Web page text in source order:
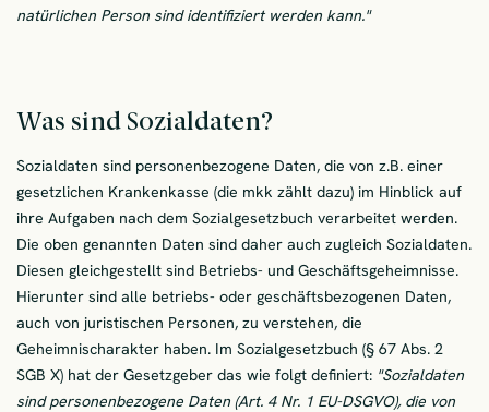
natürlichen Person sind identifiziert werden kann."
Was sind Sozialdaten?
Sozialdaten sind personenbezogene Daten, die von z.B. einer
gesetzlichen Krankenkasse (die mkk zählt dazu) im Hinblick auf
ihre Aufgaben nach dem Sozialgesetzbuch verarbeitet werden.
Die oben genannten Daten sind daher auch zugleich Sozialdaten.
Diesen gleichgestellt sind Betriebs- und Geschäftsgeheimnisse.
Hierunter sind alle betriebs- oder geschäftsbezogenen Daten,
auch von juristischen Personen, zu verstehen, die
Geheimnischarakter haben. Im Sozialgesetzbuch (§ 67 Abs. 2
SGB X) hat der Gesetzgeber das wie folgt definiert: "Sozialdaten
sind personenbezogene Daten (Art. 4 Nr. 1 EU-DSGVO), die von